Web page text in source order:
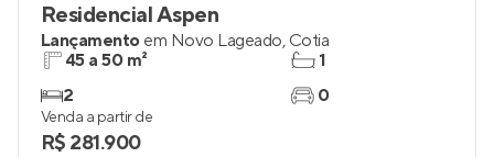
Residencial Aspen
Lançamento em Novo Lageado, Cotia
45 a 50 m²
2
1
0
Venda a partir de
R$ 281.900